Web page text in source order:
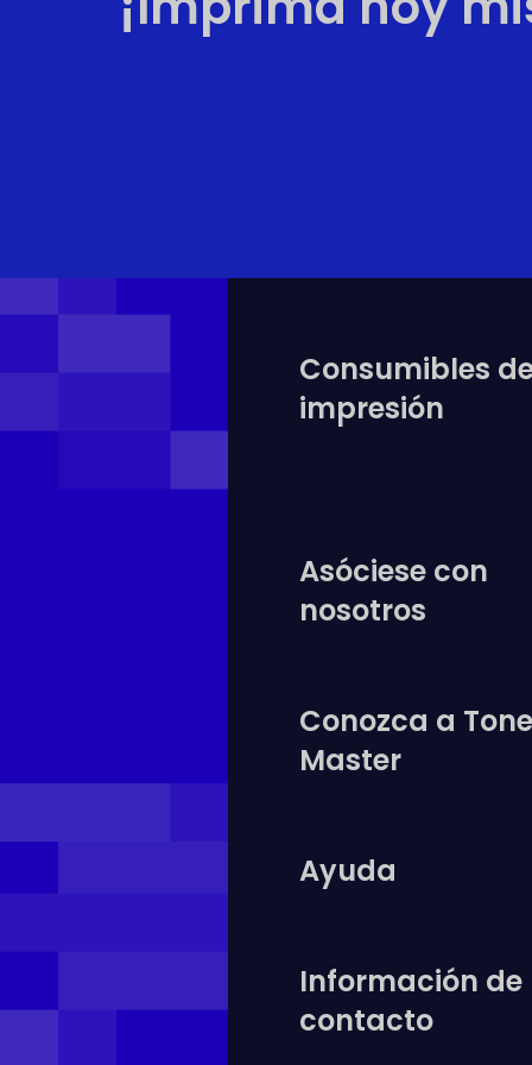
Consumibles
impresión
Asóciese con
nosotros
Conozca a
Master
Ayuda
Información de
contacto